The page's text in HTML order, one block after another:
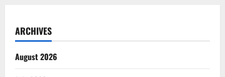
ARCHIVES
August 2026